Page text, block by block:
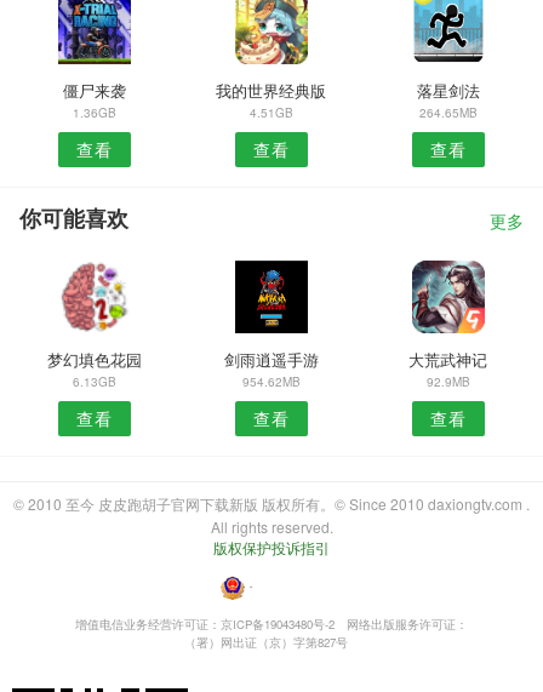
僵尸来袭
1.36GB
查看
我的世界经典版
4.51GB
查看
落星剑法
264.65MB
查看
你可能喜欢 更多
梦幻填色花园
6.13GB
查看
剑雨逍遥手游
954.62MB
查看
大荒武神记
92.9MB
查看
© 2010 至今 皮皮跑胡子官网下载新版 版权所有。© Since 2010 daxiongtv.com .
All rights reserved.
版权保护投诉指引
・
增值电信业务经营许可证：京ICP备19043480号-2
网络出版服务许可证：
（署）网出证（京）字第827号